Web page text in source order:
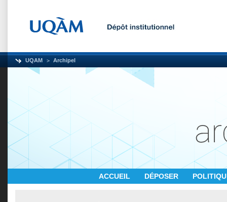
UQAM Archipel
ACCUEIL DÉPOSER